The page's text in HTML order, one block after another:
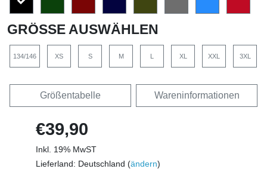
GRÖSSE AUSWÄHLEN
134/146 XS S M L XL XXL 3XL
Größentabelle Wareninformationen
€39,90
Inkl. 19% MwST
Lieferland: Deutschland (ändern)